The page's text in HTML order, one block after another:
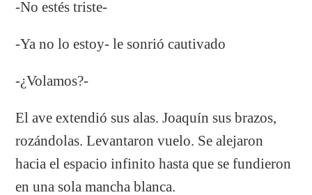
-No estés triste-
-Ya no lo estoy- le sonrió cautivado
-¿Volamos?-
El ave extendió sus alas. Joaquín sus brazos,
rozándolas. Levantaron vuelo. Se alejaron
hacia el espacio infinito hasta que se fundieron
en una sola mancha blanca.